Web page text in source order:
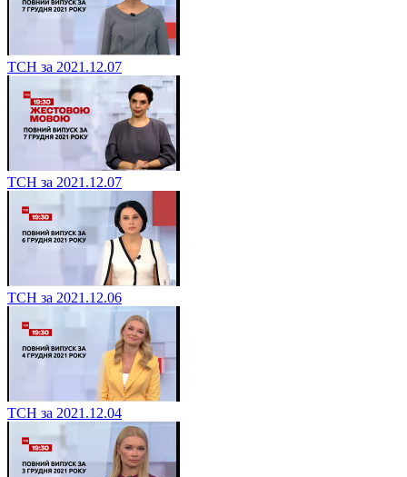
ТСН за 2021.12.07
ТСН за 2021.12.07
ТСН за 2021.12.06
ТСН за 2021.12.04